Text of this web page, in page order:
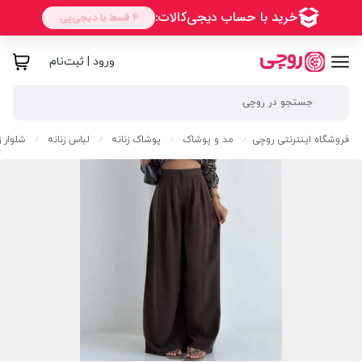
ورود | ثبت‌نام
فروشگاه اینترنتی روچی / مد و پوشاک / پوشاک زنانه / لباس زنانه / شلوار